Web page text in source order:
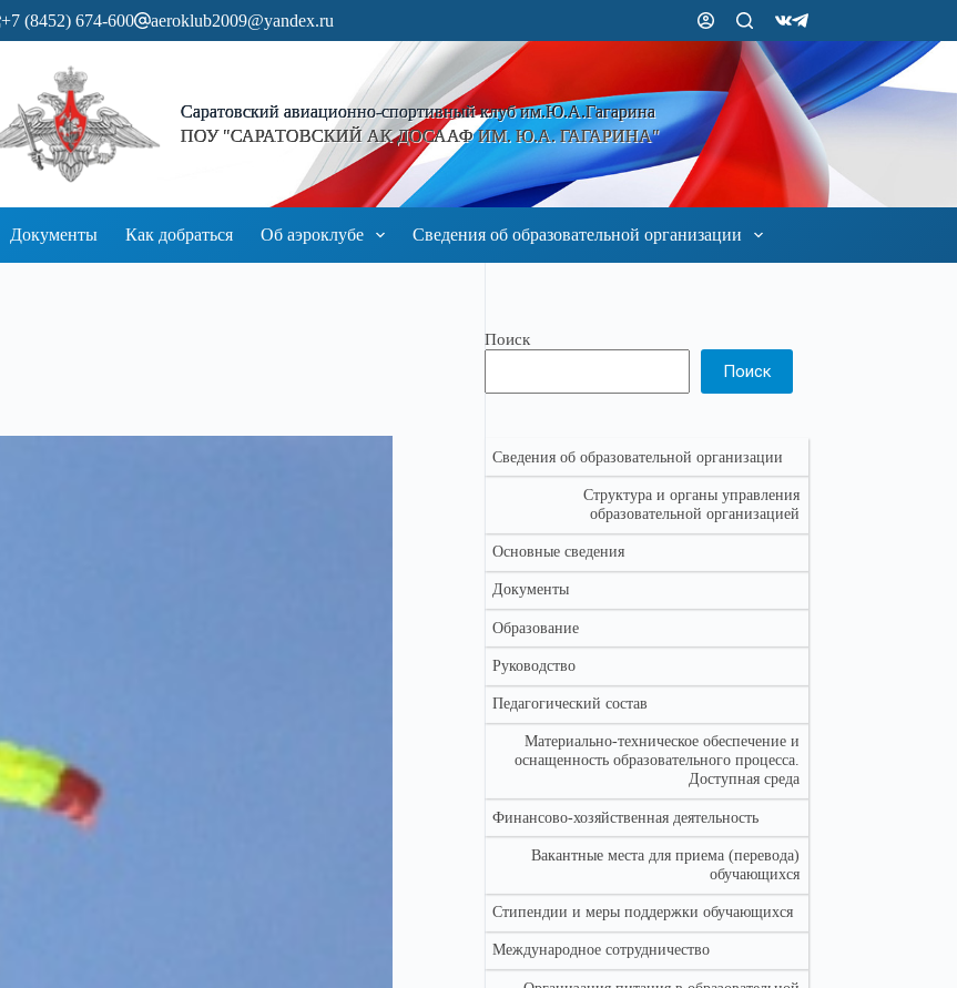
+7 (8452) 674-600 aeroklub2009@yandex.ru
Саратовский авиационно-спортивный клуб им.Ю.А.Гагарина
ПОУ "САРАТОВСКИЙ АК ДОСААФ ИМ. Ю.А. ГАГАРИНА"
Документы Как добраться Об аэроклубе Сведения об образовательной организации
Поиск
Поиск
Сведения об образовательной организации
Структура и органы управления
образовательной организацией
Основные сведения
Документы
Образование
Руководство
Педагогический состав
Материально-техническое обеспечение и
оснащенность образовательного процесса.
Доступная среда
Финансово-хозяйственная деятельность
Вакантные места для приема (перевода)
обучающихся
Стипендии и меры поддержки обучающихся
Международное сотрудничество